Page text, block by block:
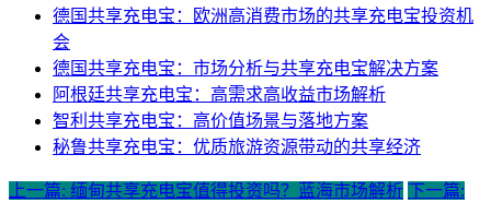
德国共享充电宝：欧洲高消费市场的共享充电宝投资机
会
德国共享充电宝：市场分析与共享充电宝解决方案
阿根廷共享充电宝：高需求高收益市场解析
智利共享充电宝：高价值场景与落地方案
秘鲁共享充电宝：优质旅游资源带动的共享经济
上一篇: 缅甸共享充电宝值得投资吗？蓝海市场解析 下一篇: